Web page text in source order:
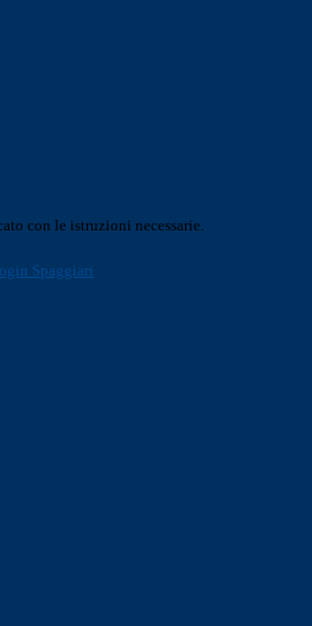
con le istruzioni necessarie.
Spaggiari